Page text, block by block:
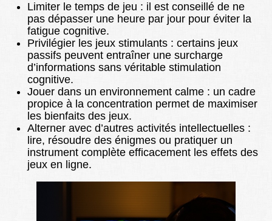
Limiter le temps de jeu : il est conseillé de ne
pas dépasser une heure par jour pour éviter la
fatigue cognitive.
Privilégier les jeux stimulants : certains jeux
passifs peuvent entraîner une surcharge
d’informations sans véritable stimulation
cognitive.
Jouer dans un environnement calme : un cadre
propice à la concentration permet de maximiser
les bienfaits des jeux.
Alterner avec d’autres activités intellectuelles :
lire, résoudre des énigmes ou pratiquer un
instrument complète efficacement les effets des
jeux en ligne.